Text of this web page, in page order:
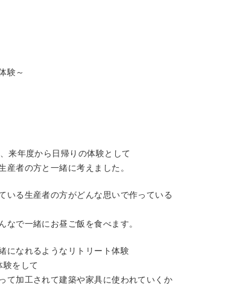
験～
来年度から日帰りの体験として
産者の方と一緒に考えました。
いる生産者の方がどんな思いで作っている
で一緒にお昼ご飯を食べます。
になれるようなリトリート体験
験をして
て加工されて建築や家具に使われていくか